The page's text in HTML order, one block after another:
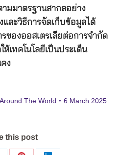
มมาตรฐานสากลอย่าง
และวิธีการจัดเก็บข้อมูลได้
ของออสเตรเลียต่อการจำกัด
ห้เทคโนโลยีเป็นประเด็น
ง
The World 6 March 2025
this post